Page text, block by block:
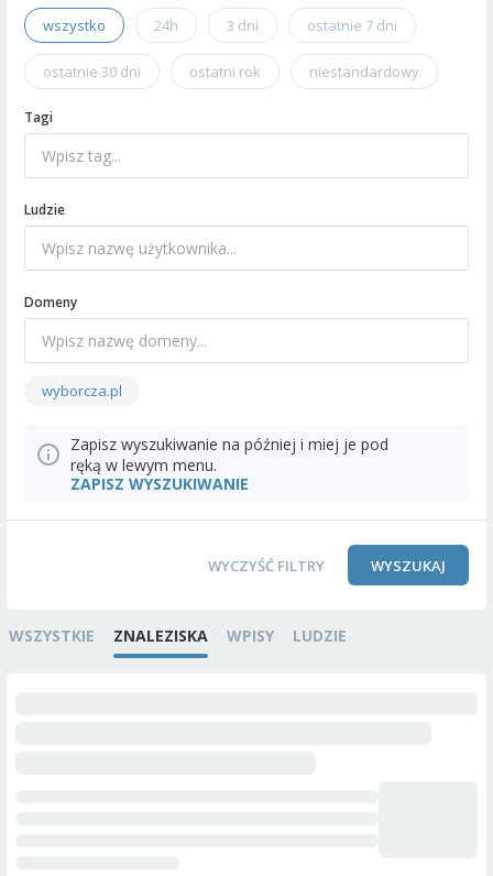
wszystko 24h 3 dni ostatnie 7 dni
ostatnie 30 dni ostatni rok niestandardowy
Tagi
Ludzie
Domeny
wyborcza.pl
Zapisz wyszukiwanie na później i miej je pod
ręką w lewym menu.
ZAPISZ WYSZUKIWANIE
WYCZYŚĆ FILTRY WYSZUKAJ
WSZYSTKIE ZNALEZISKA WPISY LUDZIE